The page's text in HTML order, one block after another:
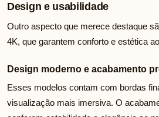
Design e usabilidade
Outro aspecto que merece destaque
4K, que garantem conforto e estética
Design moderno e acabamento
Esses modelos contam com bordas
visualização mais imersiva. O